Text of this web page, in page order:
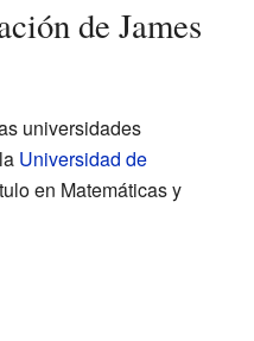
de James
universidades
Universidad de
en Matemáticas y